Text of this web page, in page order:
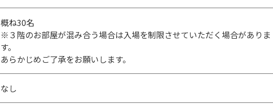
概ね30名
※３階のお部屋が混み合う場合は入場を制限させていただく場合がありま
す。
あらかじめご了承をお願いします。
なし